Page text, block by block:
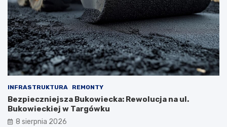
INFRASTRUKTURA REMONTY
Bezpieczniejsza Bukowiecka: Rewolucja na ul.
Bukowieckiej w Targówku
8 sierpnia 2026